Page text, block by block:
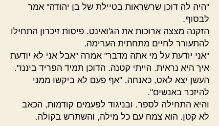
"היה לה דוכן שרשראות בטיילת של בן יהודה" אמר
לבסוף.
הזקנה מצצה ארוכות את הג'ואינט. פיסות זיכרון התחילו
להתעורר לחיים מתחתית הערימה.
"אני יודעת על מי אתה מדבר" אמרה "אבל אני לא יודעת
איך היא נראית. הייתי קטנה. הדוכן תמיד הפריד ביננו".
העשן יצא לאט, כאנחה. "אף פעם לא ביקשו ממני
להיזכר באנשים".
והיא התחילה לספר. ובניגוד לפעמים קודמות, הכאב
לא קטן. הוא צמח עם כל מילה, והשתרש בקולה.